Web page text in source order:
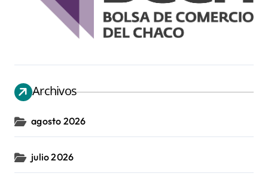
Archivos
agosto 2026
julio 2026